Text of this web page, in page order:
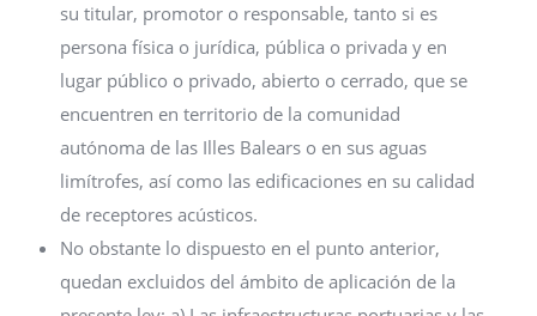
su titular, promotor o responsable, tanto si es
persona física o jurídica, pública o privada y en
lugar público o privado, abierto o cerrado, que se
encuentren en territorio de la comunidad
autónoma de las Illes Balears o en sus aguas
limítrofes, así como las edificaciones en su calidad
de receptores acústicos.
No obstante lo dispuesto en el punto anterior,
quedan excluidos del ámbito de aplicación de la